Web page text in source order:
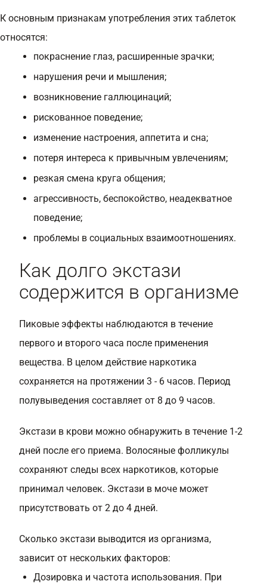
К основным признакам употребления этих таблеток
относятся:
покраснение глаз, расширенные зрачки;
нарушения речи и мышления;
возникновение галлюцинаций;
рискованное поведение;
изменение настроения, аппетита и сна;
потеря интереса к привычным увлечениям;
резкая смена круга общения;
агрессивность, беспокойство, неадекватное
поведение;
проблемы в социальных взаимоотношениях.
Как долго экстази
содержится в организме
Пиковые эффекты наблюдаются в течение
первого и второго часа после применения
вещества. В целом действие наркотика
сохраняется на протяжении 3 - 6 часов. Период
полувыведения составляет от 8 до 9 часов.
Экстази в крови можно обнаружить в течение 1-2
дней после его приема. Волосяные фолликулы
сохраняют следы всех наркотиков, которые
принимал человек. Экстази в моче может
присутствовать от 2 до 4 дней.
Сколько экстази выводится из организма,
зависит от нескольких факторов:
Дозировка и частота использования. При